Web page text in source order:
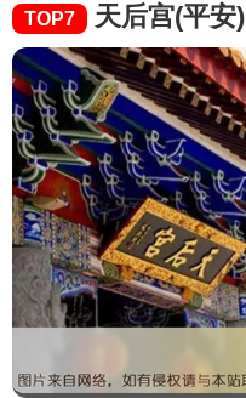
TOP7 天后宫(平安)